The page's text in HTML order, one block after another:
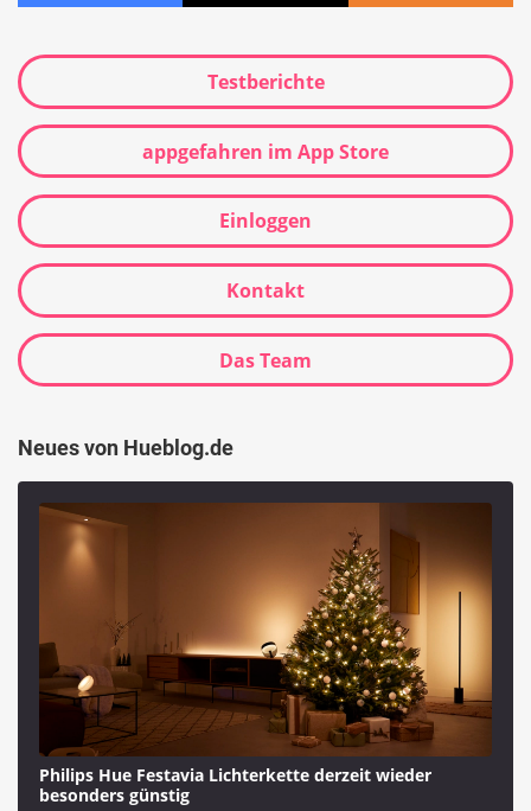
Testberichte
appgefahren im App Store
Einloggen
Kontakt
Das Team
Neues von Hueblog.de
Philips Hue Festavia Lichterkette derzeit wieder
besonders günstig